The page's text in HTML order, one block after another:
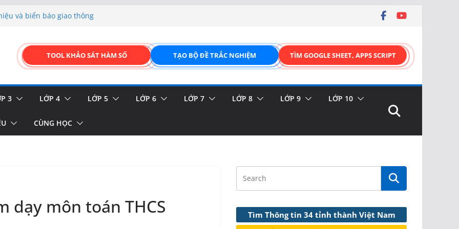
ONLINE KÉO THẢ –
thực vật
DIỆN ĐỈNH CAO &
TOOL KHẢO SÁT HÀM SỐ TẠO BỘ ĐỀ TRẮC NGHIỆM TÌM GOOGLE SHEET, APPS SCRIPT
3 LỚP 4 LỚP 5 LỚP 6 LỚP 7 LỚP 8 LỚP 9 LỚP 10
CÙNG HỌC
dạy môn toán THCS
Tìm Thông tin 34 tỉnh thành Việt Nam